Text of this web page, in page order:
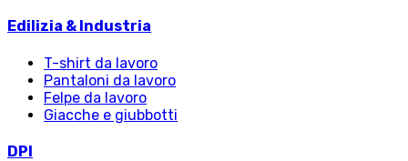
Edilizia & Industria
T-shirt da lavoro
Pantaloni da lavoro
Felpe da lavoro
Giacche e giubbotti
DPI